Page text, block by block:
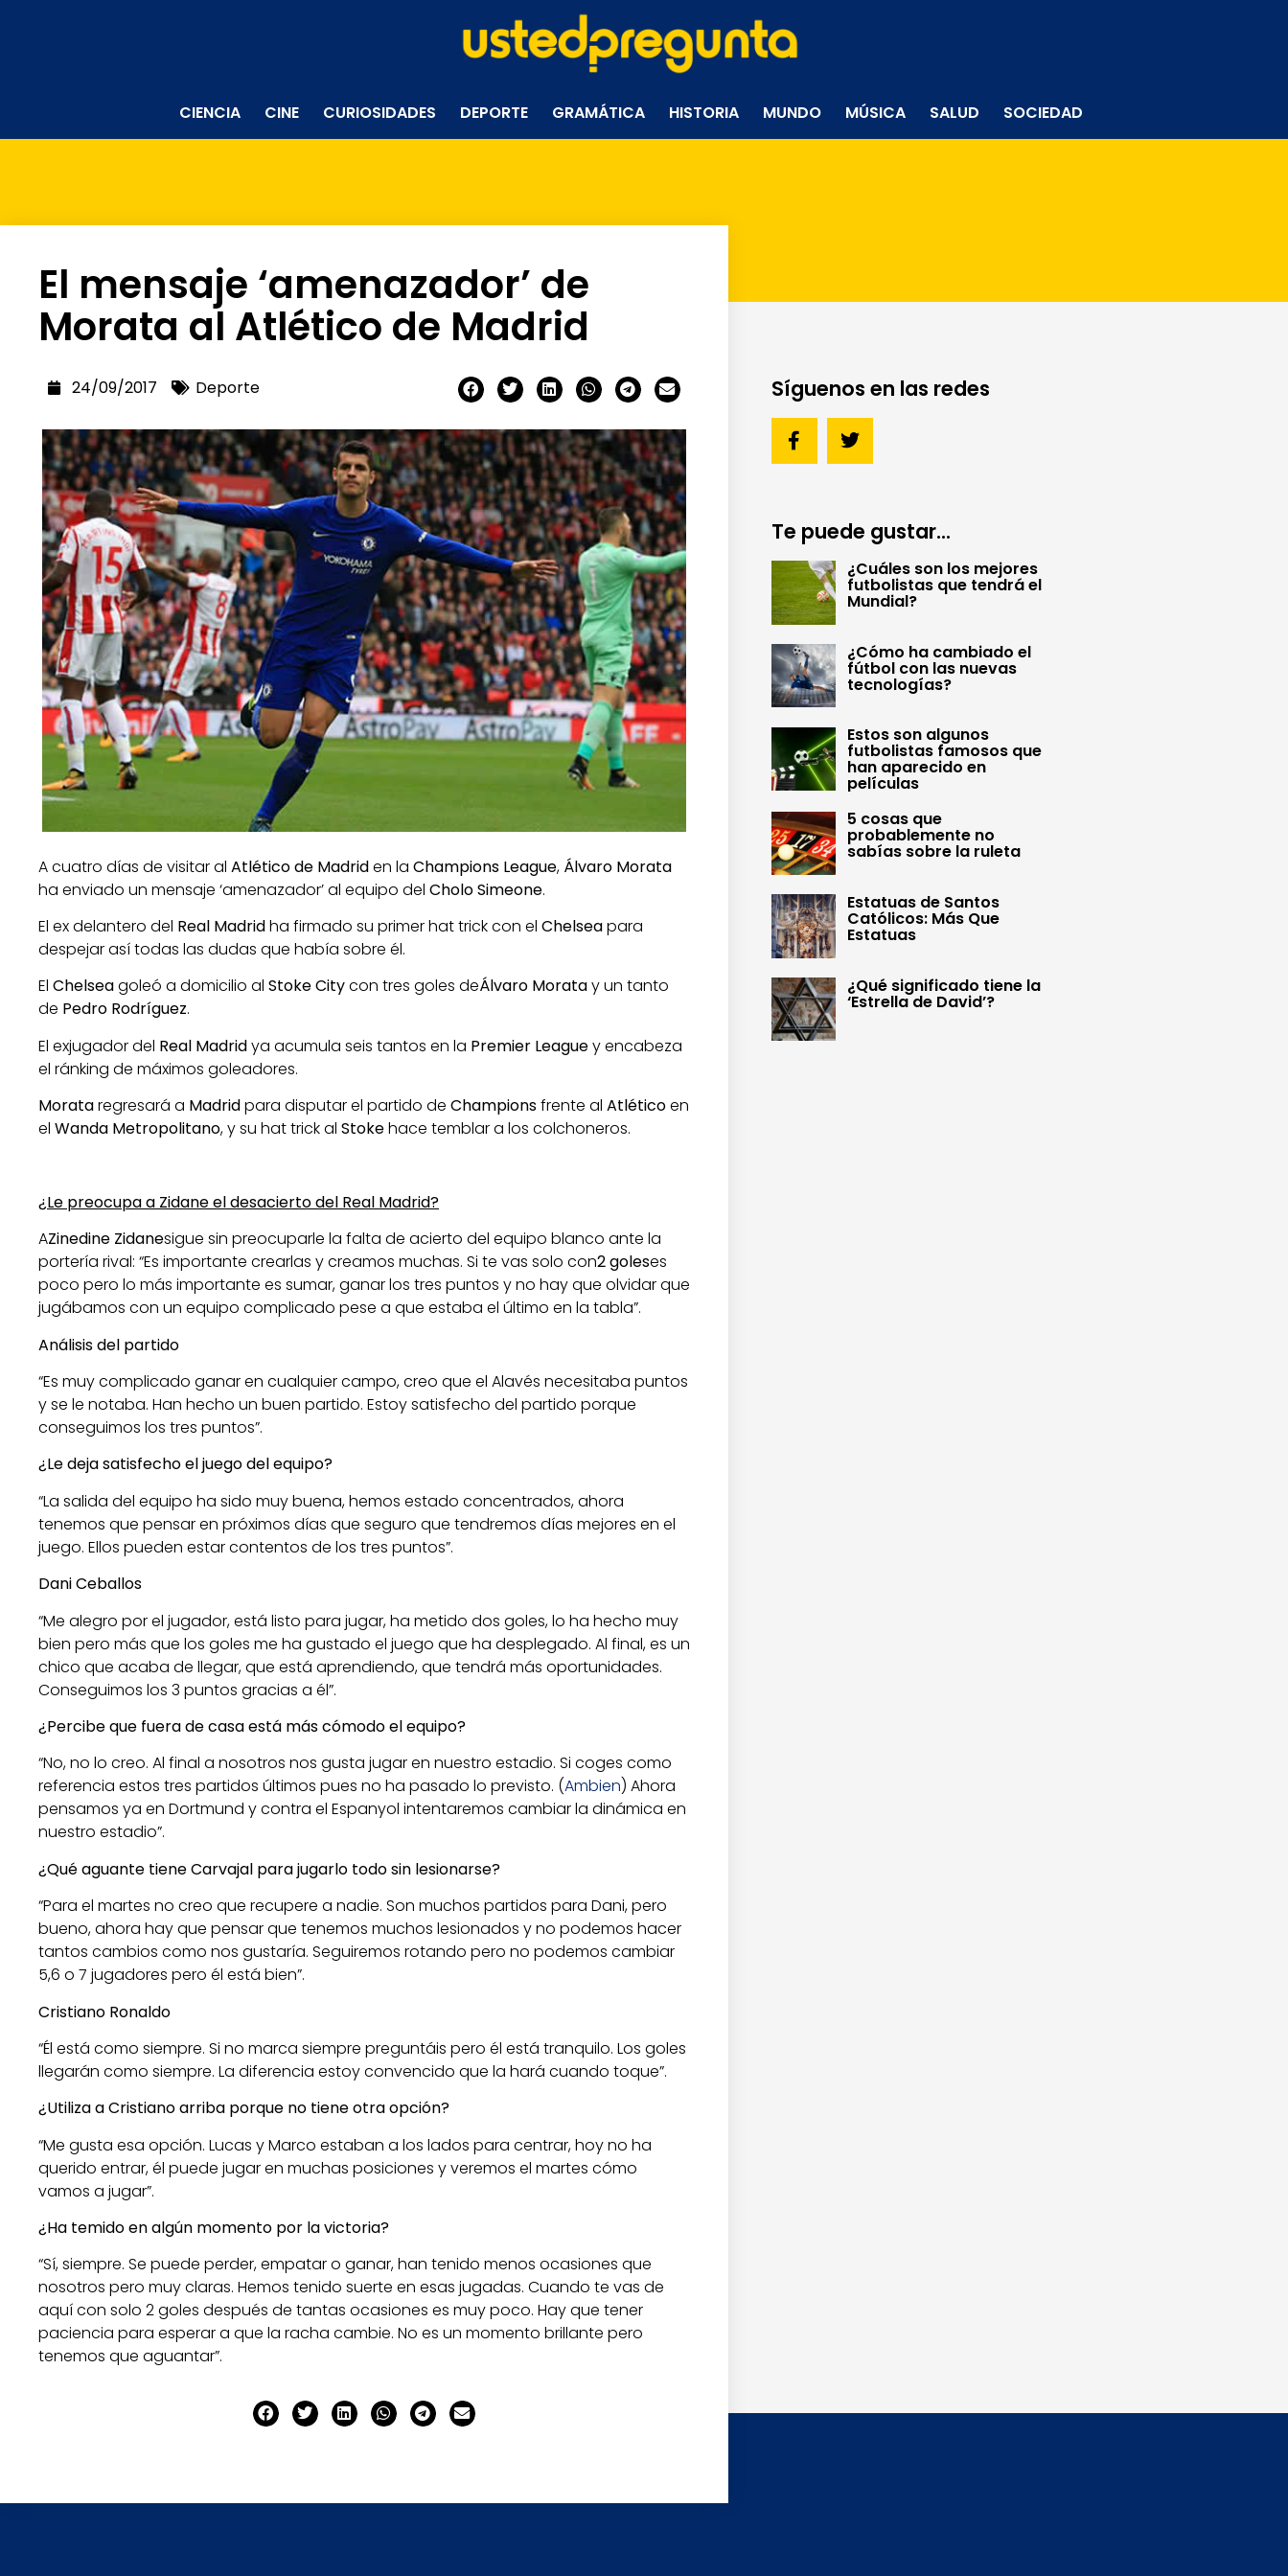
CIENCIA CINE CURIOSIDADES DEPORTE GRAMÁTICA HISTORIA MUNDO MÚSICA SALUD SOCIEDAD
El mensaje ‘amenazador’ de
Morata al Atlético de Madrid
24/09/2017 Deporte
A cuatro días de visitar al Atlético de Madriden la Champions League, Álvaro Morata
ha enviado un mensaje ‘amenazador’ al equipo del Cholo Simeone.
El ex delantero del Real Madridha firmado su primer hat trick con el Chelseapara
despejar así todas las dudas que había sobre él.
El Chelseagoleó a domicilio al Stoke Citycon tres goles deÁlvaro Moratay un tanto
de Pedro Rodríguez.
El exjugador del Real Madridya acumula seis tantos en la Premier Leaguey encabeza
el ránking de máximos goleadores.
Morataregresará a Madridpara disputar el partido de Championsfrente al Atléticoen
el Wanda Metropolitano, y su hat trick al Stokehace temblar a los colchoneros.
¿Le preocupa a Zidane el desacierto del Real Madrid?
AZinedine Zidanesigue sin preocuparle la falta de acierto del equipo blanco ante la
portería rival: “Es importante crearlas y creamos muchas. Si te vas solo con2 goleses
poco pero lo más importante es sumar, ganar los tres puntos y no hay que olvidar que
jugábamos con un equipo complicado pese a que estaba el último en la tabla”.
Análisis del partido
“Es muy complicado ganar en cualquier campo, creo que el Alavés necesitaba puntos
y se le notaba. Han hecho un buen partido. Estoy satisfecho del partido porque
conseguimos los tres puntos”.
¿Le deja satisfecho el juego del equipo?
“La salida del equipo ha sido muy buena, hemos estado concentrados, ahora
tenemos que pensar en próximos días que seguro que tendremos días mejores en el
juego. Ellos pueden estar contentos de los tres puntos”.
Dani Ceballos
“Me alegro por el jugador, está listo para jugar, ha metido dos goles, lo ha hecho muy
bien pero más que los goles me ha gustado el juego que ha desplegado. Al final, es un
chico que acaba de llegar, que está aprendiendo, que tendrá más oportunidades.
Conseguimos los 3 puntos gracias a él”.
¿Percibe que fuera de casa está más cómodo el equipo?
“No, no lo creo. Al final a nosotros nos gusta jugar en nuestro estadio. Si coges como
referencia estos tres partidos últimos pues no ha pasado lo previsto. (Ambien) Ahora
pensamos ya en Dortmund y contra el Espanyol intentaremos cambiar la dinámica en
nuestro estadio”.
¿Qué aguante tiene Carvajal para jugarlo todo sin lesionarse?
“Para el martes no creo que recupere a nadie. Son muchos partidos para Dani, pero
bueno, ahora hay que pensar que tenemos muchos lesionados y no podemos hacer
tantos cambios como nos gustaría. Seguiremos rotando pero no podemos cambiar
5,6 o 7 jugadores pero él está bien”.
Cristiano Ronaldo
“Él está como siempre. Si no marca siempre preguntáis pero él está tranquilo. Los goles
llegarán como siempre. La diferencia estoy convencido que la hará cuando toque”.
¿Utiliza a Cristiano arriba porque no tiene otra opción?
“Me gusta esa opción. Lucas y Marco estaban a los lados para centrar, hoy no ha
querido entrar, él puede jugar en muchas posiciones y veremos el martes cómo
vamos a jugar”.
¿Ha temido en algún momento por la victoria?
“Sí, siempre. Se puede perder, empatar o ganar, han tenido menos ocasiones que
nosotros pero muy claras. Hemos tenido suerte en esas jugadas. Cuando te vas de
aquí con solo 2 goles después de tantas ocasiones es muy poco. Hay que tener
paciencia para esperar a que la racha cambie. No es un momento brillante pero
tenemos que aguantar”.
Síguenos en las redes
Te puede gustar...
¿Cuáles son los mejores
futbolistas que tendrá el
Mundial?
¿Cómo ha cambiado el
fútbol con las nuevas
tecnologías?
Estos son algunos
futbolistas famosos que
han aparecido en
películas
5 cosas que
probablemente no
sabías sobre la ruleta
Estatuas de Santos
Católicos: Más Que
Estatuas
¿Qué significado tiene la
‘Estrella de David’?